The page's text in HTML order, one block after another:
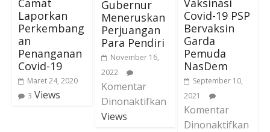
Laporkan
Perkembang
an
Penanganan
Covid-19
Maret 24, 2020
3 Views
Gubernur
Meneruskan
Perjuangan
Para Pendiri
November 16,
2022
Komentar
Dinonaktifkan
Views
Covid-19 PSP
Bervaksin
Garda
Pemuda
NasDem
September 10,
2021
Komentar
Dinonaktifkan